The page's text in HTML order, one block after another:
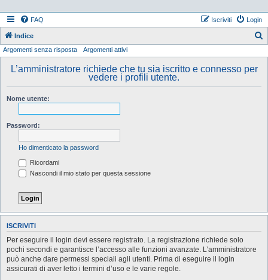
FAQ Login
Iscriviti
Indice
Argomenti senza risposta Argomenti attivi
L’amministratore richiede che tu sia iscritto e connesso per
vedere i profili utente.
Nome utente:
Password:
Ho dimenticato la password
Ricordami
Nascondi il mio stato per questa sessione
ISCRIVITI
Per eseguire il login devi essere registrato. La registrazione richiede solo
pochi secondi e garantisce l’accesso alle funzioni avanzate. L’amministratore
può anche dare permessi speciali agli utenti. Prima di eseguire il login
assicurati di aver letto i termini d’uso e le varie regole.